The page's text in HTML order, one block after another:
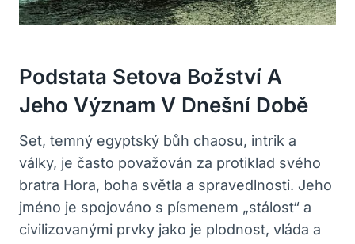
Podstata Setova Božství A
Jeho Význam V Dnešní Době
Set, temný egyptský bůh chaosu, intrik a
války, je často považován za protiklad svého
bratra Hora, boha světla a spravedlnosti. Jeho
jméno je spojováno s písmenem „stálost“ a
civilizovanými prvky jako je plodnost, vláda a